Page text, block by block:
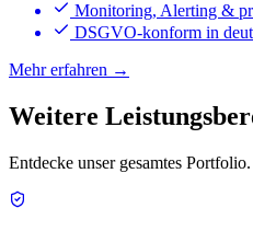
Monitoring, Alerting &
DSGVO-konform in
Mehr erfahren →
Weitere
Entdecke unser gesamtes Portfolio.